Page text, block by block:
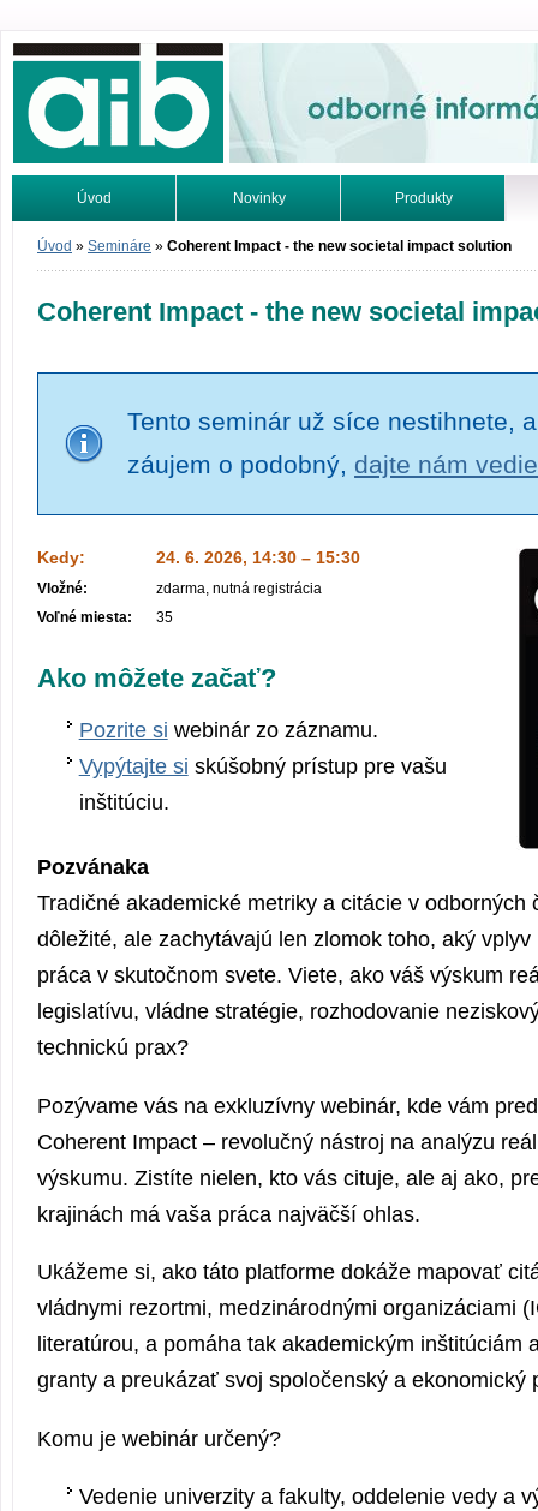
Odborné informácie. Online.
Úvod Novinky Produkty
Vyhľadávanie Tutoriály
Úvod » Semináre » Coherent Impact - the new societal impact solution
Coherent Impact - the new societal
Tento seminár už síce nestihnete,
záujem o podobný, dajte nám
Kedy: 24. 6. 2026, 14:30 – 15:30
Vložné:
zdarma, nutná registrácia
Voľné miesta:
35
Ako môžete začať?
Pozrite si webinár zo záznamu.
Vypýtajte si skúšobný prístup pre vašu
inštitúciu.
Pozvánaka
Tradičné akademické metriky a citácie v odborných
dôležité, ale zachytávajú len zlomok toho, aký
práca v skutočnom svete. Viete, ako váš výskum
legislatívu, vládne stratégie, rozhodovanie
technickú prax?
Pozývame vás na exkluzívny webinár, kde vám
Coherent Impact – revolučný nástroj na analýzu
výskumu. Zistíte nielen, kto vás cituje, ale aj ako,
krajinách má vaša práca najväčší ohlas.
Ukážeme si, ako táto platforme dokáže mapovať
vládnymi rezortmi, medzinárodnými organizáciami
literatúrou, a pomáha tak akademickým inštitúciám
granty a preukázať svoj spoločenský a ekonomický
Komu je webinár určený?
Vedenie univerzity a fakulty, oddelenie vedy a